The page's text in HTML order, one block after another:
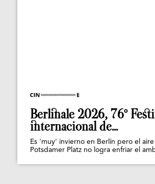
Berlinale 2026, 76º
internacional de...
Es 'muy' invierno en Berlín pero el
Potsdamer Platz no logra enfriar el